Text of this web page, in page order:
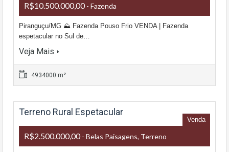
R$10.500.000,00- Fazenda
Piranguçu/MG ⛰ Fazenda Pouso Frio VENDA | Fazenda
espetacular no Sul de…
Veja Mais
4934000 m²
Terreno Rural Espetacular
Venda
R$2.500.000,00- Belas Paisagens, Terreno